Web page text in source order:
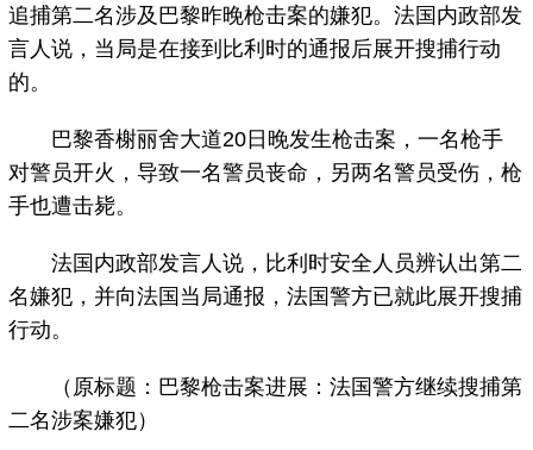
追捕第二名涉及巴黎昨晚枪击案的嫌犯。法国内政部发
言人说，当局是在接到比利时的通报后展开搜捕行动
的。
巴黎香榭丽舍大道20日晚发生枪击案，一名枪手
对警员开火，导致一名警员丧命，另两名警员受伤，枪
手也遭击毙。
法国内政部发言人说，比利时安全人员辨认出第二
名嫌犯，并向法国当局通报，法国警方已就此展开搜捕
行动。
（原标题：巴黎枪击案进展：法国警方继续搜捕第
二名涉案嫌犯）